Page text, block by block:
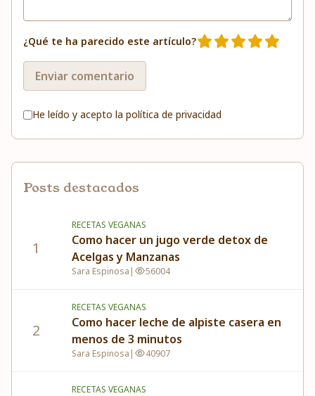
¿Qué te ha parecido este artículo?
Enviar comentario
He leído y acepto la política de privacidad
Posts destacados
1
RECETAS VEGANAS
Como hacer un jugo verde detox de
Acelgas y Manzanas
Sara Espinosa | 56004
2
RECETAS VEGANAS
Como hacer leche de alpiste casera en
menos de 3 minutos
Sara Espinosa | 40907
RECETAS VEGANAS